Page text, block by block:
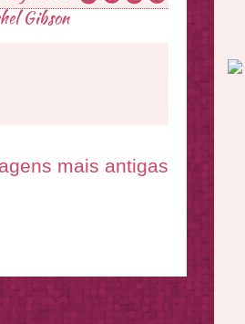
Gibson
mais antigas